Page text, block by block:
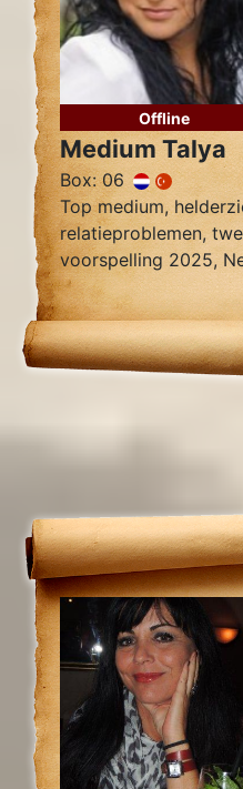
Offline
Medium Talya
Box: 06
Top medium,
relatieproblemen,
voorspelling 2025,
sprekend.